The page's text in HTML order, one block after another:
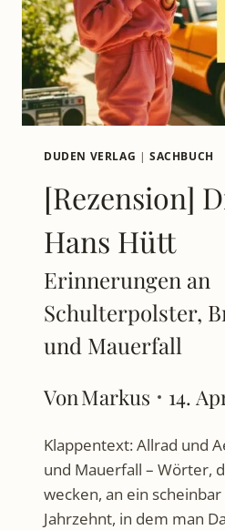
DUDEN VERLAG | SACHBUCH
[Rezension]
Hans Hütt
Erinnerungen an
Schulterpolster,
und Mauerfall
VonMarkus 14.
Klappentext: Allrad und
und Mauerfall – Wörter,
wecken, an ein
Jahrzehnt, in dem man